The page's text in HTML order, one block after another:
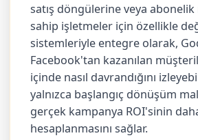
satış döngülerine veya
sahip işletmeler için özellikle
sistemleriyle entegre olarak,
Facebook'tan kazanılan
içinde nasıl davrandığını
yalnızca başlangıç dönüşüm
gerçek kampanya ROI'sinin
hesaplanmasını sağlar.